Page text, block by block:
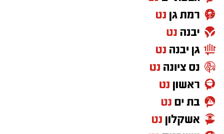
התנועה באזור, נתוני תאונות הדרכים, מספר
הנפגעים ומאפייני הסיכון בכל מקטע.
בתום הבדיקה החליט ראש אגף התנועה, ניצב חיים
שמואלי, לעדכן את ספי האכיפה בהתאם לניתוח
שנערך ולתנאי הדרך בפועל. במשטרה מסבירים כי
המטרה היא למקד את האכיפה במיוחד במקומות
שבהם קיימת סכנה מוגברת למשתמשי הדרך.
מה שלא נמסר לציבור הוא הנתון שמעניין נהגים